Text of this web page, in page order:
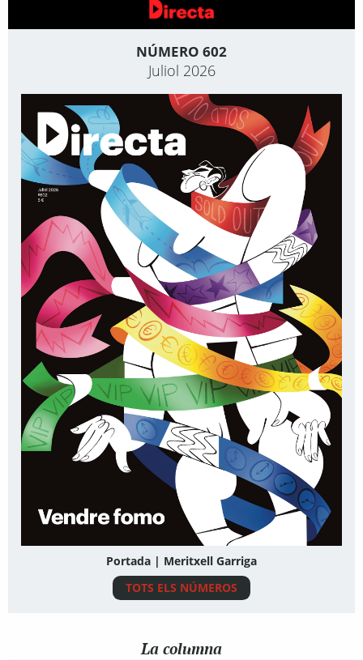
NÚMERO 602
Juliol 2026
Portada | Meritxell Garriga
TOTS ELS NÚMEROS
La columna